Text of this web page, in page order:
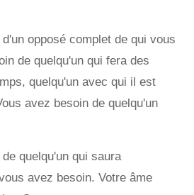
opposé complet de qui vous
de quelqu'un qui fera des
quelqu'un avec qui il est
avez besoin de quelqu'un
quelqu'un qui saura
avez besoin. Votre âme